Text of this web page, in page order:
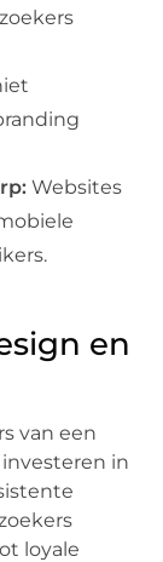
Websites
en
van een
in
loyale